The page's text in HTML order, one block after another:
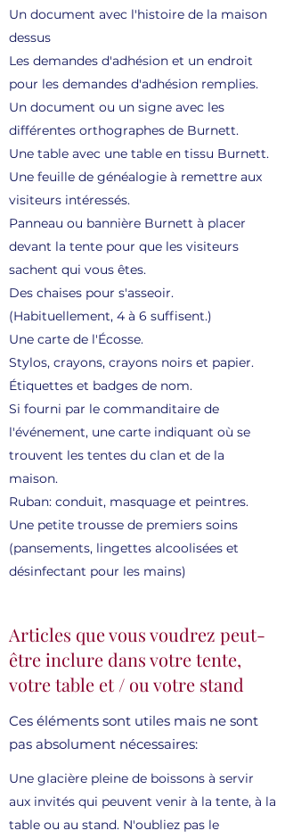
Un document avec l'histoire de la maison
dessus
Les demandes d'adhésion et un endroit
pour les demandes d'adhésion remplies.
Un document ou un signe avec les
différentes orthographes de Burnett.
Une table avec une table en tissu Burnett.
Une feuille de généalogie à remettre aux
visiteurs intéressés.
Panneau ou bannière Burnett à placer
devant la tente pour que les visiteurs
sachent qui vous êtes.
Des chaises pour s'asseoir.
(Habituellement, 4 à 6 suffisent.)
Une carte de l'Écosse.
Stylos, crayons, crayons noirs et papier.
Étiquettes et badges de nom.
Si fourni par le commanditaire de
l'événement, une carte indiquant où se
trouvent les tentes du clan et de la
maison.
Ruban: conduit, masquage et peintres.
Une petite trousse de premiers soins
(pansements, lingettes alcoolisées et
désinfectant pour les mains)
Articles que vous voudrez peut-
être inclure dans votre tente,
votre table et / ou votre stand
Ces éléments sont utiles mais ne sont
pas absolument nécessaires:
Une glacière pleine de boissons à servir
aux invités qui peuvent venir à la tente, à la
table ou au stand. N'oubliez pas le